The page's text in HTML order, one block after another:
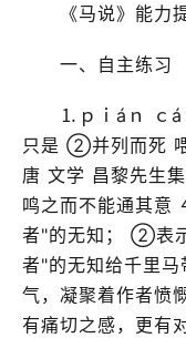
《马说》能力
一、自主练习
⒈ｐｉáｎ ｃá
只是 ②并列而死
唐 文学 昌黎先生
鸣之而不能通其
者"的无知； ②表
者"的无知给千里
气，凝聚着作者愤
有痛切之感，更有